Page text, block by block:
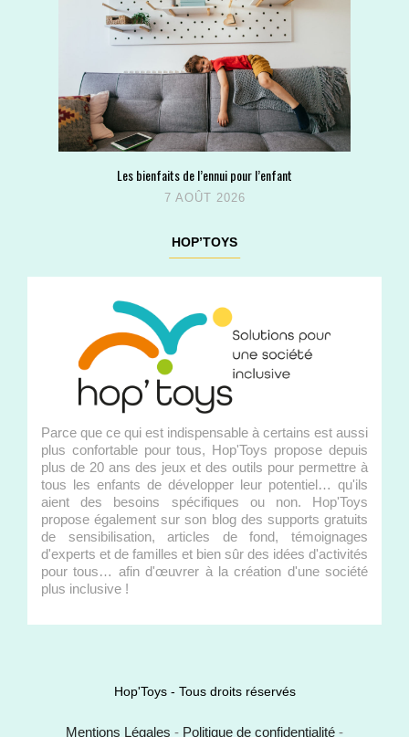
Les bienfaits de l’ennui pour l’enfant
7 AOÛT 2026
HOP’TOYS
Parce que ce qui est indispensable à certains est aussi
plus confortable pour tous, Hop'Toys propose depuis
plus de 20 ans des jeux et des outils pour permettre à
tous les enfants de développer leur potentiel… qu'ils
aient des besoins spécifiques ou non. Hop'Toys
propose également sur son blog des supports gratuits
de sensibilisation, articles de fond, témoignages
d'experts et de familles et bien sûr des idées d'activités
pour tous… afin d'œuvrer à la création d'une société
plus inclusive !
Hop'Toys - Tous droits réservés
Mentions Légales - Politique de confidentialité -